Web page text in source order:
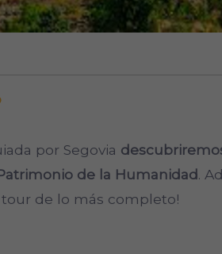
por Segovia
de la Humanidad.
tour de lo más completo!